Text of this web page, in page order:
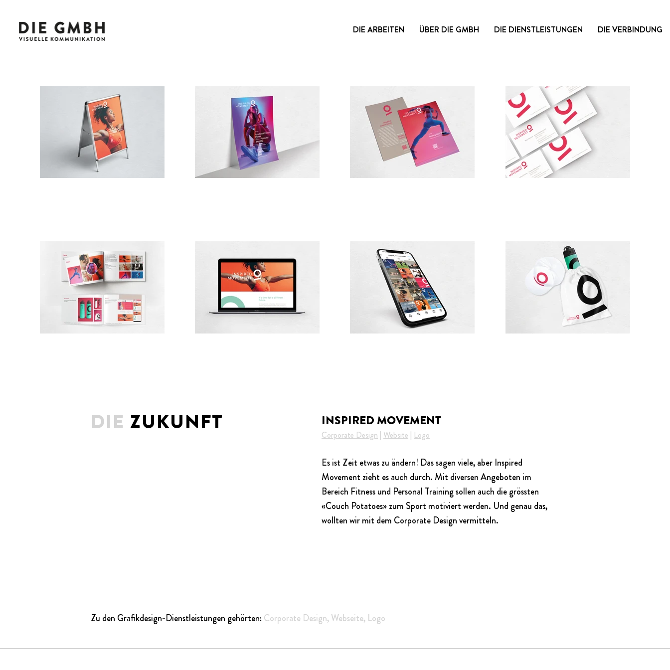
DIE ARBEITEN ÜBER DIE GMBH DIE DIENSTLEISTUNGEN DIE VERBINDUNG
DIE ZUKUNFT INSPIRED MOVEMENT
Corporate Design | Website | Logo
Es ist Zeit etwas zu ändern! Das sagen viele, aber Inspired
Movement zieht es auch durch. Mit diversen Angeboten im
Bereich Fitness und Personal Training sollen auch die grössten
«Couch Potatoes» zum Sport motiviert werden. Und genau das,
wollten wir mit dem Corporate Design vermitteln.
Zu den Grafikdesign-Dienstleistungen gehörten:Corporate Design,Webseite, Logo